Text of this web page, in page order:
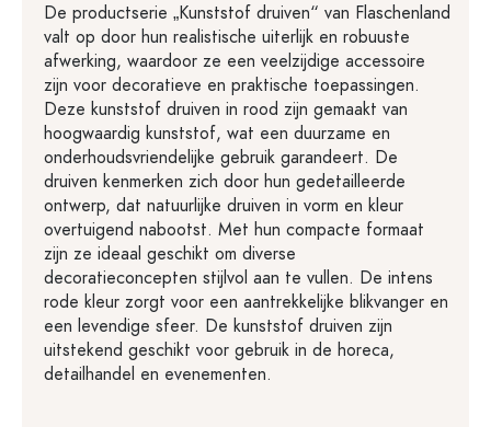
De productserie „Kunststof druiven“ van Flaschenland
valt op door hun realistische uiterlijk en robuuste
afwerking, waardoor ze een veelzijdige accessoire
zijn voor decoratieve en praktische toepassingen.
Deze kunststof druiven in rood zijn gemaakt van
hoogwaardig kunststof, wat een duurzame en
onderhoudsvriendelijke gebruik garandeert. De
druiven kenmerken zich door hun gedetailleerde
ontwerp, dat natuurlijke druiven in vorm en kleur
overtuigend nabootst. Met hun compacte formaat
zijn ze ideaal geschikt om diverse
decoratieconcepten stijlvol aan te vullen. De intens
rode kleur zorgt voor een aantrekkelijke blikvanger en
een levendige sfeer. De kunststof druiven zijn
uitstekend geschikt voor gebruik in de horeca,
detailhandel en evenementen.